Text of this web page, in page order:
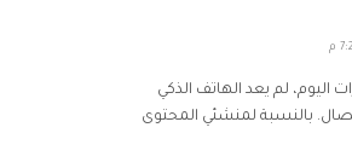
اليوم، لم يعد الهاتف الذكي
بالنسبة لمنشئي المحتوى